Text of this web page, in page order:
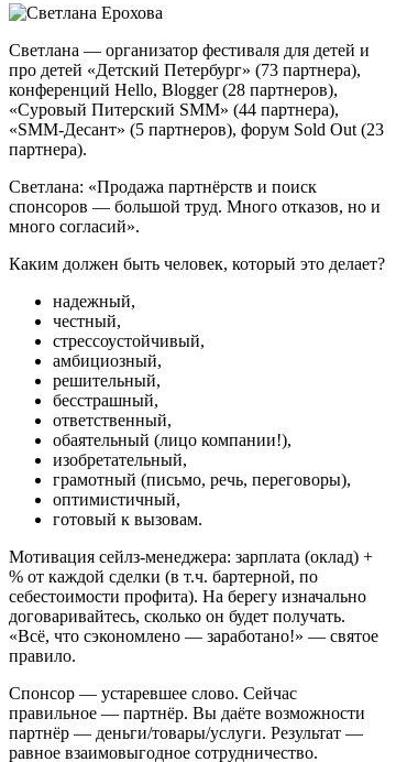
Светлана — организатор фестиваля для детей и
про детей «Детский Петербург» (73 партнера),
конференций Hello, Blogger (28 партнеров),
«Суровый Питерский SMM» (44 партнера),
«SMM-Десант» (5 партнеров), форум Sold Out (23
партнера).
Светлана: «Продажа партнёрств и поиск
спонсоров — большой труд. Много отказов, но и
много согласий».
Каким должен быть человек, который это делает?
надежный,
честный,
стрессоустойчивый,
амбициозный,
решительный,
бесстрашный,
ответственный,
обаятельный (лицо компании!),
изобретательный,
грамотный (письмо, речь, переговоры),
оптимистичный,
готовый к вызовам.
Мотивация сейлз-менеджера: зарплата (оклад) +
% от каждой сделки (в т.ч. бартерной, по
себестоимости профита). На берегу изначально
договаривайтесь, сколько он будет получать.
«Всё, что сэкономлено — заработано!» — святое
правило.
Спонсор — устаревшее слово. Сейчас
правильное — партнёр. Вы даёте возможности
партнёр — деньги/товары/услуги. Результат —
равное взаимовыгодное сотрудничество.